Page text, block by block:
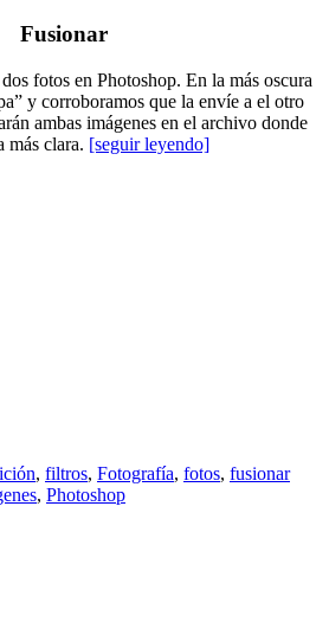
Fusionar
fotos en Photoshop. En la más oscura
y corroboramos que la envíe a el otro
ambas imágenes en el archivo donde
más clara. [seguir leyendo]
, filtros, Fotografía, fotos, fusionar
, Photoshop